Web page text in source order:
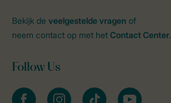
Bekijk de veelgestelde vragen of
neem contact op met het Contact Center.
Follow Us
facebookinstagramtiktok youtube